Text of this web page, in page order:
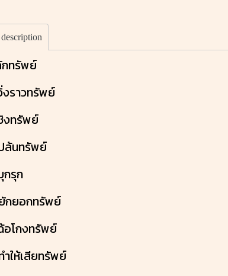
กทรัพย์
งราวทรัพย์
งทรัพย์
ล้นทรัพย์
กรุก
กยอกทรัพย์
อโกงทรัพย์
ำให้เสียทรัพย์